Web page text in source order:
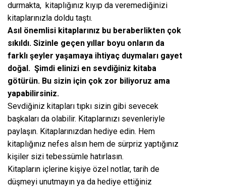
durmakta, kitaplığınız kıyıp da veremediğinizi
kitaplarınızla doldu taştı.
Asıl önemlisi kitaplarınız bu beraberlikten çok
sıkıldı. Sizinle geçen yıllar boyu onların da
farklı şeyler yaşamaya ihtiyaç duymaları gayet
doğal. Şimdi elinizi en sevdiğiniz kitaba
götürün. Bu sizin için çok zor biliyoruz ama
yapabilirsiniz.
Sevdiğiniz kitapları tıpkı sizin gibi sevecek
başkaları da olabilir. Kitaplarınızı sevenleriyle
paylaşın. Kitaplarınızdan hediye edin. Hem
kitaplığınız nefes alsın hem de sürpriz yaptığınız
kişiler sizi tebessümle hatırlasın.
Kitapların içlerine kişiye özel notlar, tarih de
düşmeyi unutmayın ya da hediye ettiğiniz